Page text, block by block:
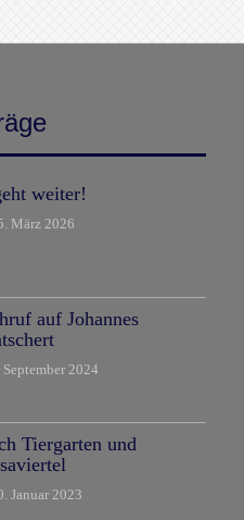
weiter!
März 2026
auf Johannes
September 2024
Tiergarten und
Januar 2023